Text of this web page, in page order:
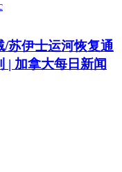
苏伊士运河恢复通
| 加拿大每日新闻